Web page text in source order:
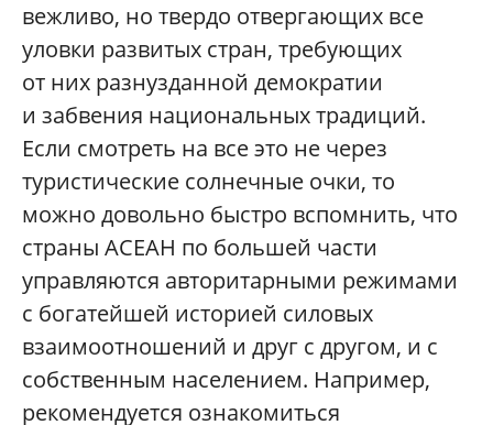
вежливо, но твердо отвергающих все
уловки развитых стран, требующих
от них разнузданной демократии
и забвения национальных традиций.
Если смотреть на все это не через
туристические солнечные очки, то
можно довольно быстро вспомнить, что
страны АСЕАН по большей части
управляются авторитарными режимами
с богатейшей историей силовых
взаимоотношений и друг с другом, и с
собственным населением. Например,
рекомендуется ознакомиться